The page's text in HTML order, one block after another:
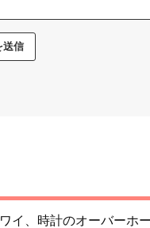
ワイ、時計のオーバーホ